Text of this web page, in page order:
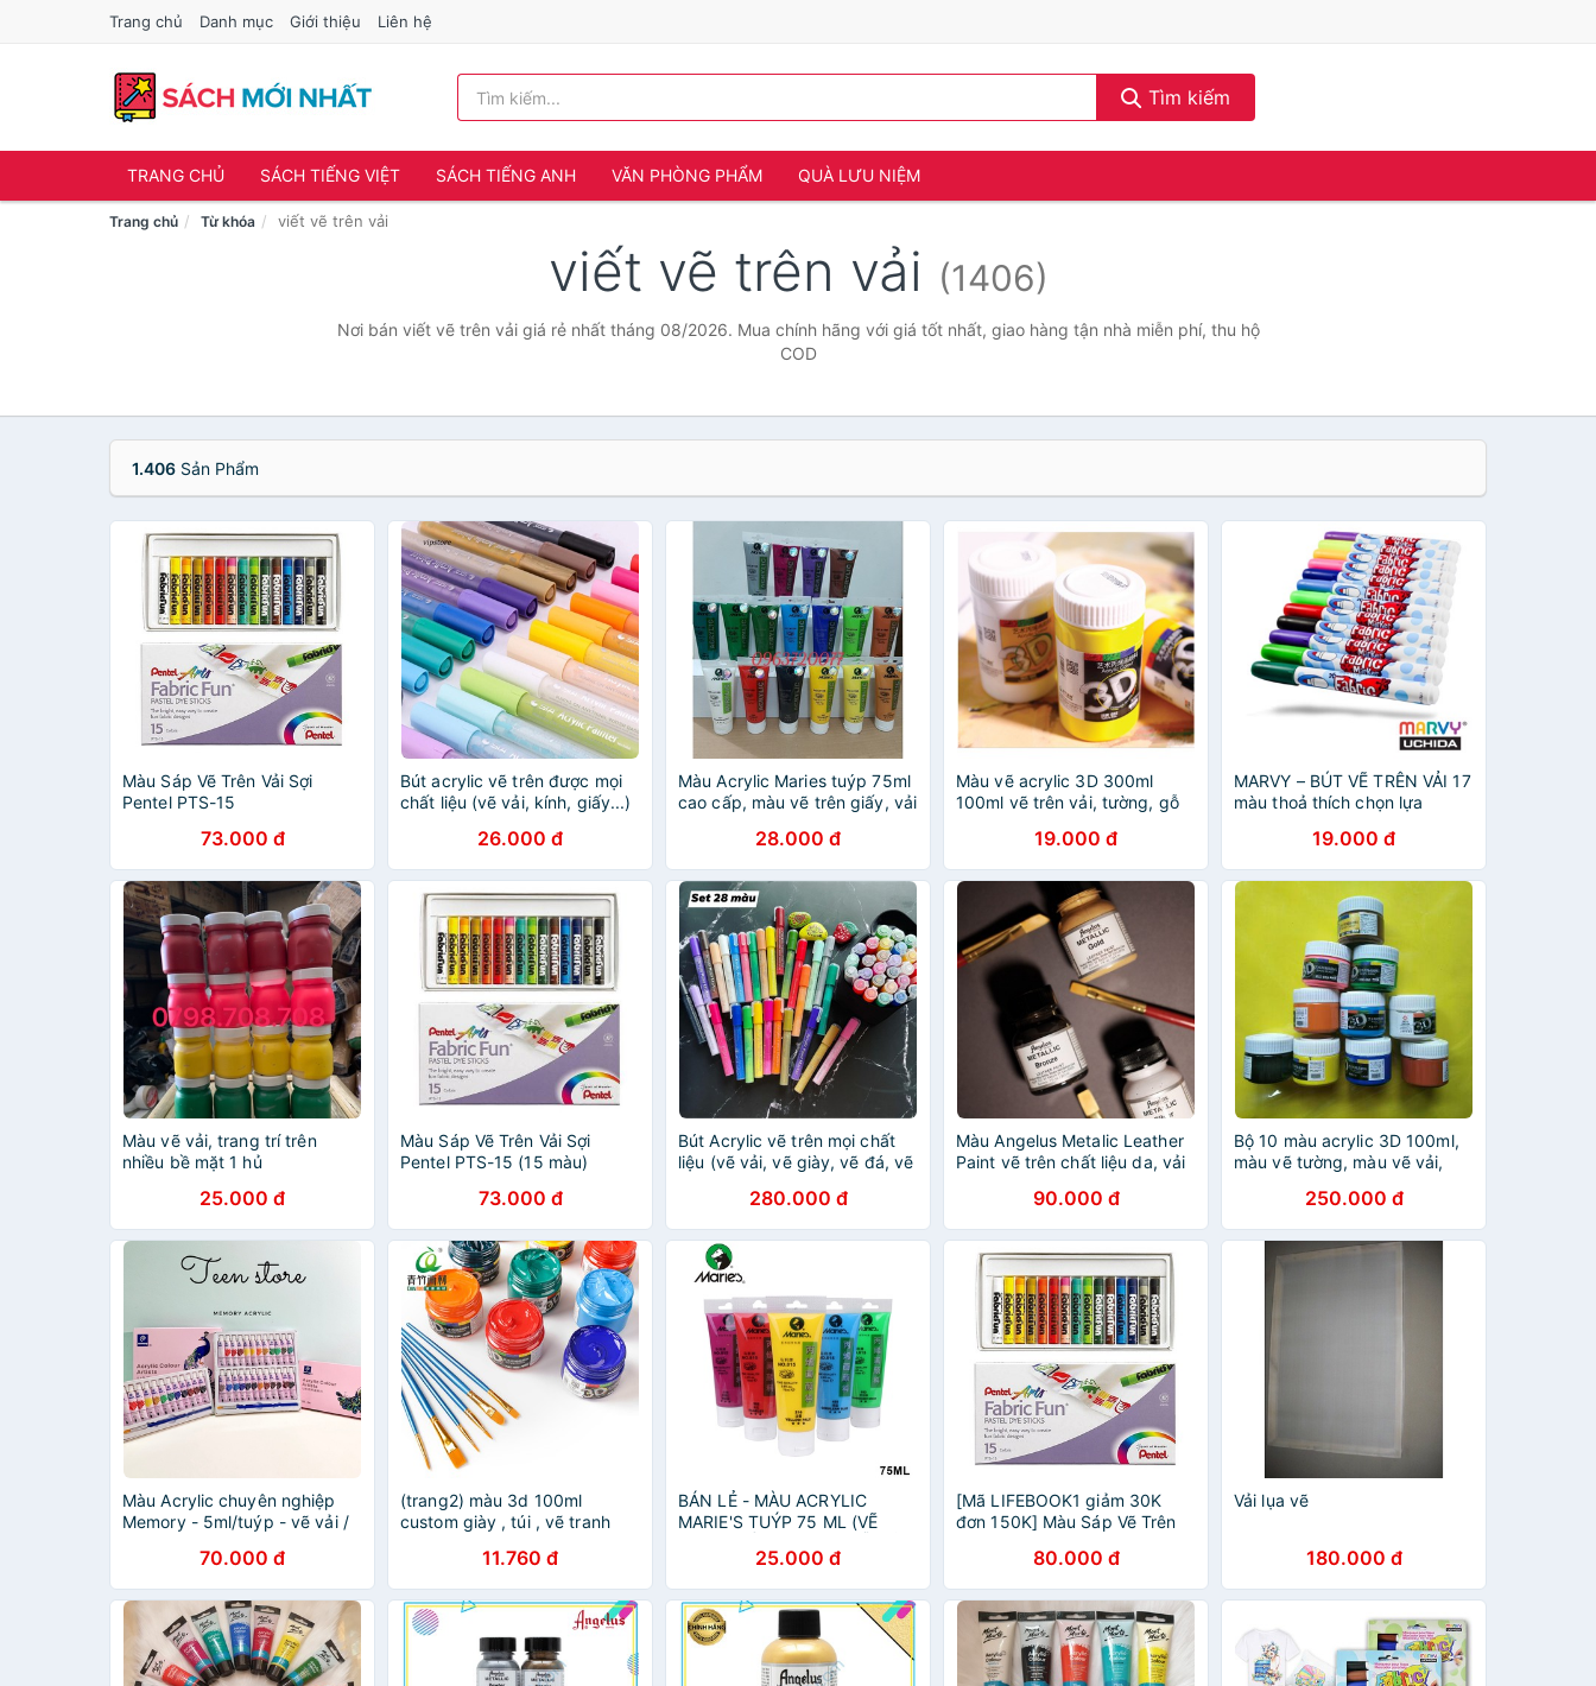
Trang chủ Danh mục Giới thiệu Liên hệ
Tìm kiếm
TRANG CHỦ SÁCH TIẾNG VIỆT SÁCH TIẾNG ANH VĂN PHÒNG PHẨM QUÀ LƯU NIỆM
Trang chủ Từ khóa viết vẽ trên vải
viết vẽ trên vải (1406)
Nơi bán viết vẽ trên vải giá rẻ nhất tháng 08/2026. Mua chính hãng với giá tốt nhất, giao hàng tận nhà miễn phí, thu hộ
COD
1.406 Sản Phẩm
Màu Sáp Vẽ Trên Vải Sợi
Pentel PTS-15
73.000 đ
Bút acrylic vẽ trên được mọi
chất liệu (vẽ vải, kính, giấy...)
26.000 đ
Màu Acrylic Maries tuýp 75ml
cao cấp, màu vẽ trên giấy, vải
thuỷ tinh, vẽ gỗ
28.000 đ
Màu vẽ acrylic 3D 300ml
100ml vẽ trên vải, tường, gỗ
19.000 đ
MARVY – BÚT VẼ TRÊN VẢI 17
màu thoả thích chọn lựa
19.000 đ
Màu vẽ vải, trang trí trên
nhiều bề mặt 1 hủ
25.000 đ
Màu Sáp Vẽ Trên Vải Sợi
Pentel PTS-15 (15 màu)
73.000 đ
Bút Acrylic vẽ trên mọi chất
liệu (vẽ vải, vẽ giày, vẽ đá, vẽ
280.000 đ
Màu Angelus Metalic Leather
Paint vẽ trên chất liệu da, vải
90.000 đ
Bộ 10 màu acrylic 3D 100ml,
màu vẽ tường, màu vẽ vải,
250.000 đ
Màu Acrylic chuyên nghiệp
Memory - 5ml/tuýp - vẽ vải /
mọi vật liệu) - 12/24 màu
70.000 đ
(trang2) màu 3d 100ml
custom giày , túi , vẽ tranh
11.760 đ
BÁN LẺ - MÀU ACRYLIC
MARIE'S TUÝP 75 ML (VẼ
25.000 đ
[Mã LIFEBOOK1 giảm 30K
đơn 150K] Màu Sáp Vẽ Trên
80.000 đ
Vải lụa vẽ
180.000 đ